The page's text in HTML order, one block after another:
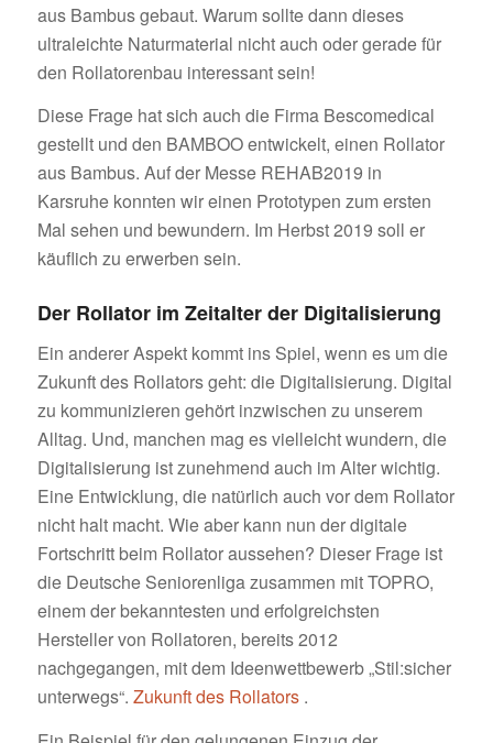
aus Bambus gebaut. Warum sollte dann dieses
ultraleichte Naturmaterial nicht auch oder gerade für
den Rollatorenbau interessant sein!
Diese Frage hat sich auch die Firma Bescomedical
gestellt und den BAMBOO entwickelt, einen Rollator
aus Bambus. Auf der Messe REHAB2019 in
Karsruhe konnten wir einen Prototypen zum ersten
Mal sehen und bewundern. Im Herbst 2019 soll er
käuflich zu erwerben sein.
Der Rollator im Zeitalter der Digitalisierung
Ein anderer Aspekt kommt ins Spiel, wenn es um die
Zukunft des Rollators geht: die Digitalisierung. Digital
zu kommunizieren gehört inzwischen zu unserem
Alltag. Und, manchen mag es vielleicht wundern, die
Digitalisierung ist zunehmend auch im Alter wichtig.
Eine Entwicklung, die natürlich auch vor dem Rollator
nicht halt macht. Wie aber kann nun der digitale
Fortschritt beim Rollator aussehen? Dieser Frage ist
die Deutsche Seniorenliga zusammen mit TOPRO,
einem der bekanntesten und erfolgreichsten
Hersteller von Rollatoren, bereits 2012
nachgegangen, mit dem Ideenwettbewerb „Stil:sicher
unterwegs“. Zukunft des Rollators.